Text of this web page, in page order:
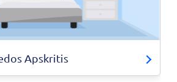
Apskritis